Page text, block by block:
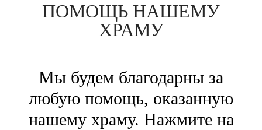
ПОМОЩЬ НАШЕМУ
ХРАМУ
Мы будем благодарны за
любую помощь, оказанную
нашему храму. Нажмите на